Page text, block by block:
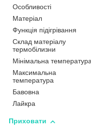
Особливості
Матеріал
Функція підігрівання
Склад матеріалу
термобілизни
Мінімальна
Максимальна
температура
Бавовна
Лайкра
Приховати